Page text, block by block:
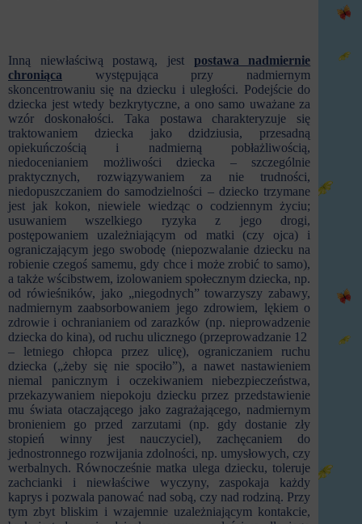
Inną niewłaściwą postawą, jest postawa nadmiernie
chroniąca występująca przy nadmiernym
skoncentrowaniu się na dziecku i uległości. Podejście do
dziecka jest wtedy bezkrytyczne, a ono samo uważane za
wzór doskonałości. Taka postawa charakteryzuje się
traktowaniem dziecka jako dzidziusia, przesadną
opiekuńczością i nadmierną pobłażliwością,
niedocenianiem możliwości dziecka – szczególnie
praktycznych, rozwiązywaniem za nie trudności,
niedopuszczaniem do samodzielności – dziecko trzymane
jest jak kokon, niewiele wiedząc o codziennym życiu;
usuwaniem wszelkiego ryzyka z jego drogi,
postępowaniem uzależniającym od matki (czy ojca) i
ograniczającym jego swobodę (niepozwalanie dziecku na
robienie czegoś samemu, gdy chce i może zrobić to samo),
a także wścibstwem, izolowaniem społecznym dziecka, np.
od rówieśników, jako „niegodnych” towarzyszy zabawy,
nadmiernym zaabsorbowaniem jego zdrowiem, lękiem o
zdrowie i ochranianiem od zarazków (np. nieprowadzenie
dziecka do kina), od ruchu ulicznego (przeprowadzanie 12
– letniego chłopca przez ulicę), ograniczaniem ruchu
dziecka („żeby się nie spociło”), a nawet nastawieniem
niemal panicznym i oczekiwaniem niebezpieczeństwa,
przekazywaniem niepokoju dziecku przez przedstawienie
mu świata otaczającego jako zagrażającego, nadmiernym
bronieniem go przed zarzutami (np. gdy dostanie zły
stopień winny jest nauczyciel), zachęcaniem do
jednostronnego rozwijania zdolności, np. umysłowych, czy
werbalnych. Równocześnie matka ulega dziecku, toleruje
zachcianki i niewłaściwe wyczyny, zaspokaja każdy
kaprys i pozwala panować nad sobą, czy nad rodziną. Przy
tym zbyt bliskim i wzajemnie uzależniającym kontakcie,